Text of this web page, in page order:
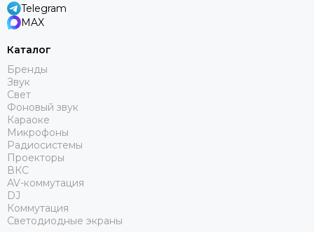
ELECTRO-VOICE
Exell
FBW
FOCUSRITE
Fonestar
FINE ART
Funktion-One
Gator
Global Effects
HK Audio
I LIGHTING
INTREND
Invotone
Telegram
MAX
Каталог
Бренды
Звук
Свет
Фоновый звук
Караоке
Микрофоны
Радиосистемы
Проекторы
ВКС
AV-коммутация
DJ
Коммутация
Светодиодные экраны